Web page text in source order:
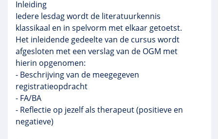
Inleiding
Iedere lesdag wordt de literatuurkennis
klassikaal en in spelvorm met elkaar getoetst.
Het inleidende gedeelte van de cursus wordt
afgesloten met een verslag van de OGM met
hierin opgenomen:
- Beschrijving van de meegegeven
registratieopdracht
- FA/BA
- Reflectie op jezelf als therapeut (positieve en
negatieve)